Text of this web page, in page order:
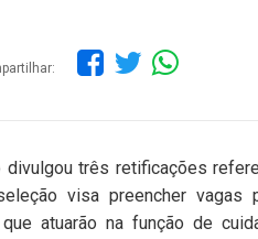
divulgou três retificações
visa preencher
atuarão na função de